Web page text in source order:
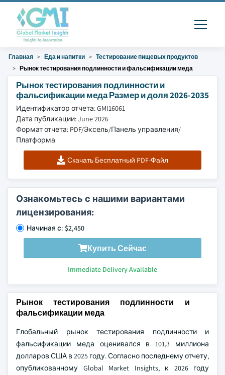
Главная Еда и напитки
Тестирование пищевых продуктов
Рынок тестирования подлинности и фальсификации меда
Рынок тестирования подлинности и
фальсификации меда Размер и доля 2026-2035
Идентификатор отчета: GMI16061
Дата публикации: June 2026
Формат отчета: PDF/Эксель/Панель управления/
Платформа
Скачать Бесплатный PDF-Файл
Ознакомьтесь с нашими вариантами
лицензирования:
Начиная с: $2,450
Купить Сейчас
Immediate Delivery Available
Рынок тестирования подлинности и
фальсификации меда
Глобальный рынок тестирования подлинности и
фальсификации меда оценивался в 101,3 миллиона
долларов США в 2025 году. Согласно последнему отчету,
опубликованному Global Market Insights, к 2026 году